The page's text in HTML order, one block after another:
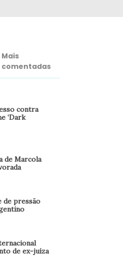
Mais
comentadas
contra
‘Dark
de Marcola
de pressão
de ex-juíza